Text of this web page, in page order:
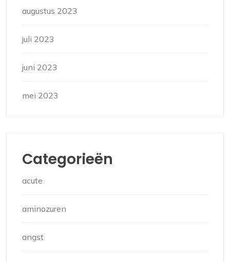
augustus 2023
juli 2023
juni 2023
mei 2023
Categorieën
acute
aminozuren
angst